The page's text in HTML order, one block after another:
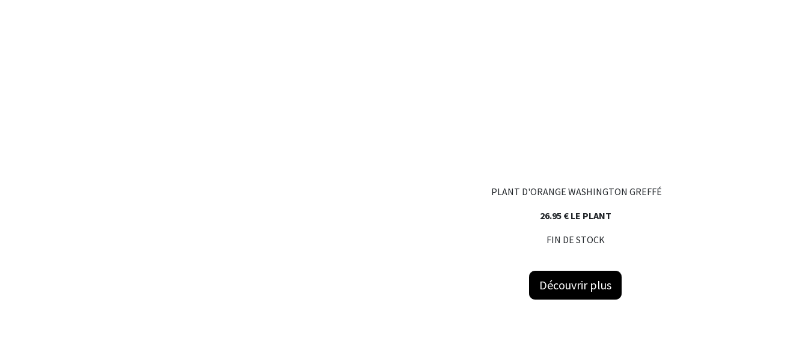
PLANT D'ORANGE WASHINGTON GREFFÉ
26.95 € LE PLANT
FIN DE STOCK
Découvrir plus